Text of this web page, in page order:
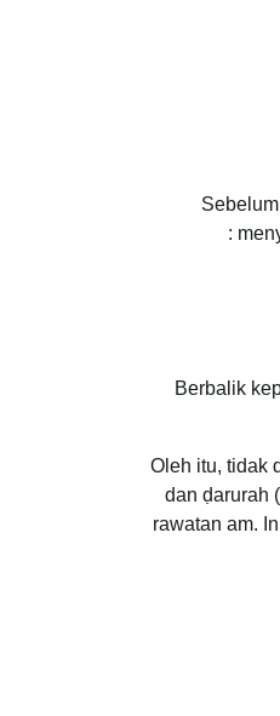
Berbalik
Oleh itu, tidak
dan ḍarurah
rawatan am.